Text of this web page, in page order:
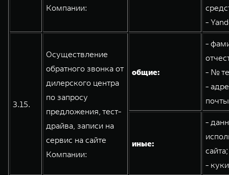
Компании:
-
3.15.
Осуществление
обратного звонка от
дилерского центра
по запросу
предложения, тест-
драйва, записи на
сервис на сайте
Компании:
общие:
-
- №
-
иные:
-
сайта;
-